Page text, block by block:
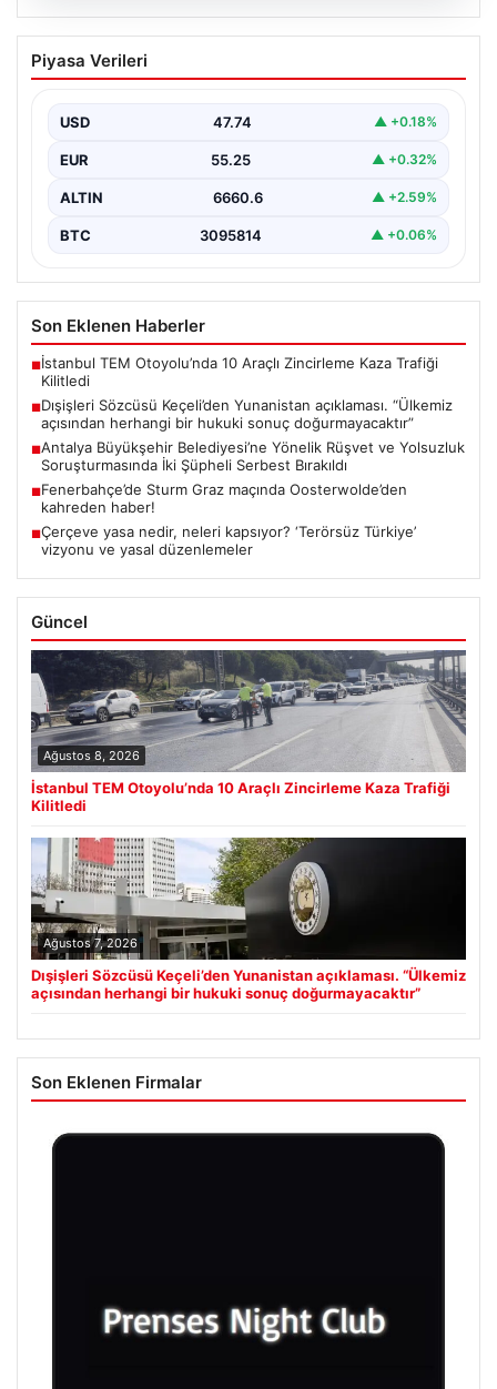
Dışişleri Sözcüsü Keçeli’den
Yunanistan açıklaması. “Ülkemiz
doğurmayacaktır”
Piyasa Verileri
USD 47.74 ▲ +0.18%
EUR 55.25 ▲ +0.32%
ALTIN 6660.6 ▲ +2.59%
BTC 3095814 ▲ +0.06%
Son Eklenen Haberler
■İstanbul TEM Otoyolu’nda 10 Araçlı Zincirleme Kaza Trafiği
Kilitledi
■Dışişleri Sözcüsü Keçeli’den Yunanistan açıklaması. “Ülkemiz
açısından herhangi bir hukuki sonuç doğurmayacaktır”
■Antalya Büyükşehir Belediyesi’ne Yönelik Rüşvet ve Yolsuzluk
Soruşturmasında İki Şüpheli Serbest Bırakıldı
■Fenerbahçe’de Sturm Graz maçında Oosterwolde’den
kahreden haber!
■Çerçeve yasa nedir, neleri kapsıyor? ‘Terörsüz Türkiye’
vizyonu ve yasal düzenlemeler
Güncel
Ağustos 8, 2026
İstanbul TEM Otoyolu’nda 10 Araçlı Zincirleme Kaza Trafiği
Kilitledi
Ağustos 7, 2026
Dışişleri Sözcüsü Keçeli’den Yunanistan açıklaması. “Ülkemiz
açısından herhangi bir hukuki sonuç doğurmayacaktır”
Son Eklenen Firmalar